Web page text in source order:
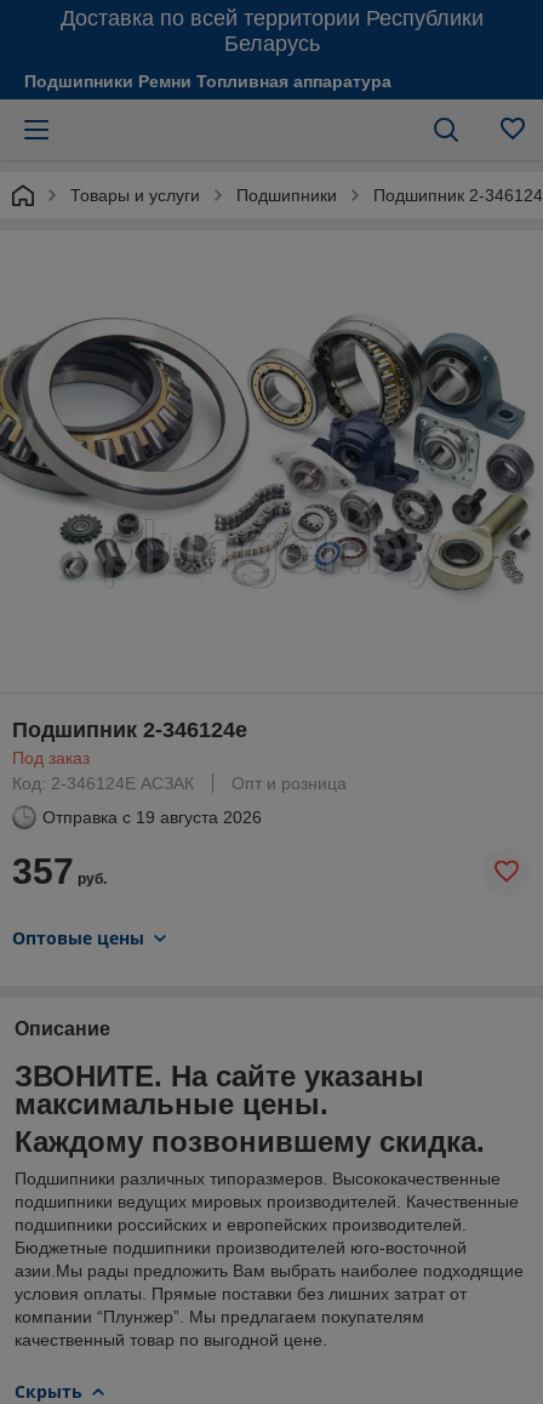
Доставка по всей территории Республики
Беларусь
Подшипники Ремни Топливная аппаратура
Товары и услуги Подшипники Подшипник 2-
Подшипник 2-346124е
Под заказ
Код: 2-346124Е АСЗАК
Опт и розница
Отправка с 19 августа 2026
357 руб.
Оптовые цены
Описание
ЗВОНИТЕ. На сайте указаны
максимальные цены.
Каждому позвонившему скидка.
Подшипники различных типоразмеров. Высококачественные
подшипники ведущих мировых производителей. Качественные
подшипники российских и европейских производителей.
Бюджетные подшипники производителей юго-восточной
азии.Мы рады предложить Вам выбрать наиболее подходящие
условия оплаты. Прямые поставки без лишних затрат от
компании “Плунжер”. Мы предлагаем покупателям
качественный товар по выгодной цене.
Скрыть